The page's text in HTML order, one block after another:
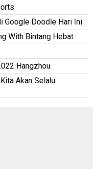
Google Doodle Hari Ini
With Bintang Hebat
Hangzhou
Akan Selalu